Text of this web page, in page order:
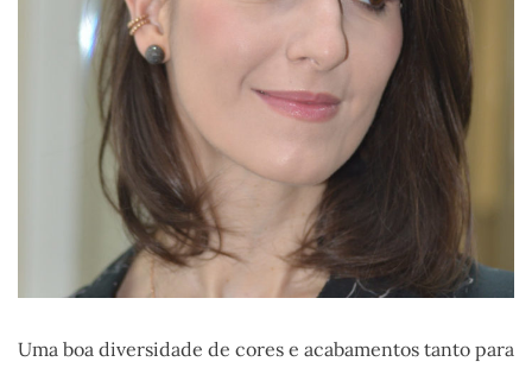
Uma boa diversidade de cores e acabamentos tanto para